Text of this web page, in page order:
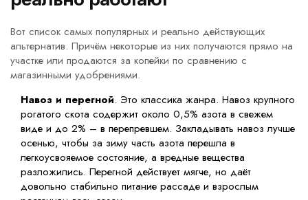
Вот список самых популярных и реально действующих
альтернатив. Причём некоторые из них получаются прямо на
участке или продаются за копейки по сравнению с
магазинными удобрениями.
Навоз и перегной. Это классика жанра. Навоз крупного
рогатого скота содержит около 0,5% азота в свежем
виде и до 2% – в перепревшем. Закладывать навоз лучше
осенью, чтобы за зиму часть азота перешла в
легкоусвояемое состояние, а вредные вещества
разложились. Перегной действует мягче, но даёт
довольно стабильно питание рассаде и взрослым